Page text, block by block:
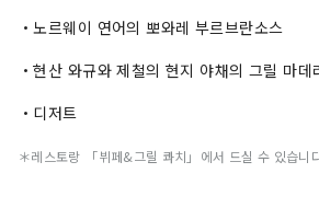
・노르웨이 연어의 뽀와레 부르브란소스
・현산 와규와 제철의 현지 야채의 그릴 마데
・디저트
＊레스토랑 「뷔페&그릴 콰치」에서 드실 수 있습니